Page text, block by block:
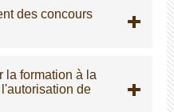
des concours
la formation à la
de